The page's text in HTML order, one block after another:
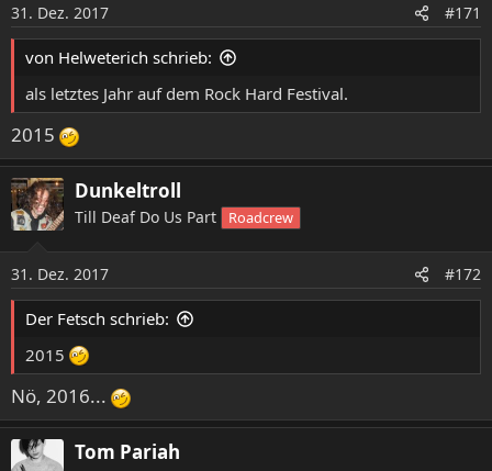
n
e
n
31. Dez. 2017 #171
von Helweterich schrieb:
als letztes Jahr auf dem Rock Hard Festival.
2015
Dunkeltroll
Till Deaf Do Us Part Roadcrew
31. Dez. 2017 #172
Der Fetsch schrieb:
2015
Nö, 2016...
Tom Pariah